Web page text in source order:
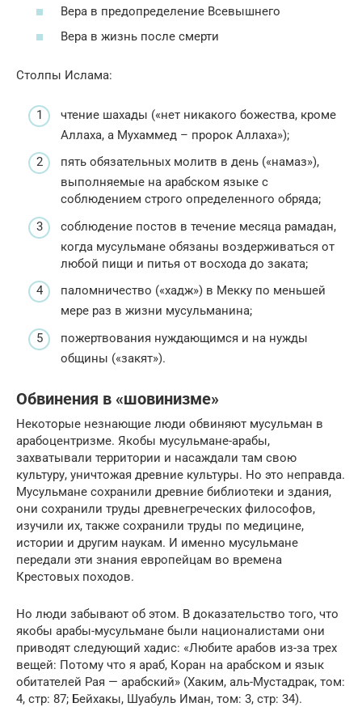
Вера в предопределение Всевышнего
Вера в жизнь после смерти
Столпы Ислама:
чтение шахады («нет никакого божества, кроме
Аллаха, а Мухаммед – пророк Аллаха»);
пять обязательных молитв в день («намаз»),
выполняемые на арабском языке с
соблюдением строго определенного обряда;
соблюдение постов в течение месяца рамадан,
когда мусульмане обязаны воздерживаться от
любой пищи и питья от восхода до заката;
паломничество («хадж») в Мекку по меньшей
мере раз в жизни мусульманина;
пожертвования нуждающимся и на нужды
общины («закят»).
Обвинения в «шовинизме»
Некоторые незнающие люди обвиняют мусульман в
арабоцентризме. Якобы мусульмане-арабы,
захватывали территории и насаждали там свою
культуру, уничтожая древние культуры. Но это неправда.
Мусульмане сохранили древние библиотеки и здания,
они сохранили труды древнегреческих философов,
изучили их, также сохранили труды по медицине,
истории и другим наукам. И именно мусульмане
передали эти знания европейцам во времена
Крестовых походов.
Но люди забывают об этом. В доказательство того, что
якобы арабы-мусульмане были националистами они
приводят следующий хадис: «Любите арабов из-за трех
вещей: Потому что я араб, Коран на арабском и язык
обитателей Рая — арабский» (Хаким, аль-Мустадрак, том:
4, стр: 87; Бейхакы, Шуабуль Иман, том: 3, стр: 34).